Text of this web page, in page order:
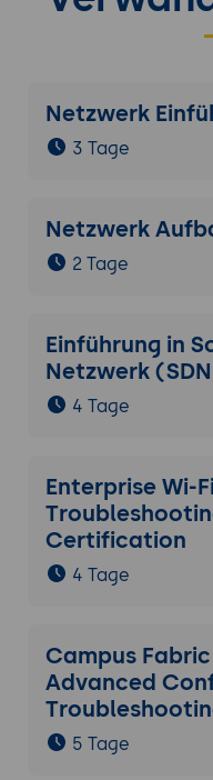
Netzwerk
3 Tage
Netzwerk
2 Tage
Einführung in
Netzwerk
4 Tage
Enterprise Wi-
Certification
4 Tage
Campus
Advanced
5 Tage